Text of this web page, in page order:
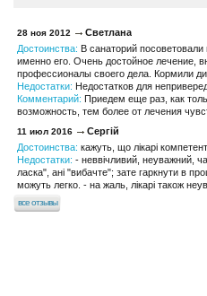
28 ноя 2012
Светлана
Достоинства: В санаторий
именно его. Очень достойное лечение,
профессионалы своего дела. Кормили
Недостатки: Недостатков для
Комментарий: Приедем еще раз, как
возможность, тем более от лечения
11 июл 2016
Сергій
Достоинства: кажуть, що лікарі
Недостатки: - неввічливий, неуважний,
ласка", ані "вибачте"; зате гаркнути в
можуть легко. - на жаль, лікарі також
все отзывы